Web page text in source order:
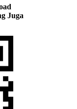
Juga